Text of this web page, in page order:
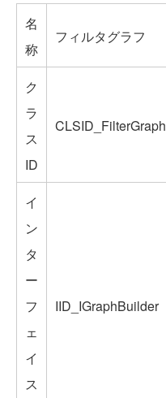
名
称
フィルタグラフ
ク
ラ
ス
ID
CLSID_FilterGraph
イ
ン
タ
ー
フ
ェ
イ
ス
IID_IGraphBuilder